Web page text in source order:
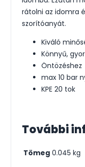
rátolni az idomra
szorítóanyát.
Kiváló
Könnyű,
Öntözéshez
max 10 bar
KPE 20 tok
További
Tömeg 0.045 kg